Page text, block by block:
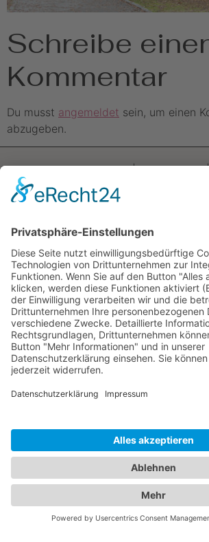
Schreibe
Kommentar
Du musst angemeldet sein, um einen
abzugeben.
Impressum|Datenschutz
Am Brückelsee 42
92442 Wackersdorf
FERIENHÄUSER AM
Cookie-Einstellungen